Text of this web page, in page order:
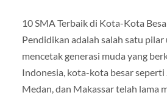
10 SMA Terbaik di Kota-Kota
Pendidikan adalah salah satu pilar
mencetak generasi muda yang
Indonesia, kota-kota besar seperti
Medan, dan Makassar telah lama